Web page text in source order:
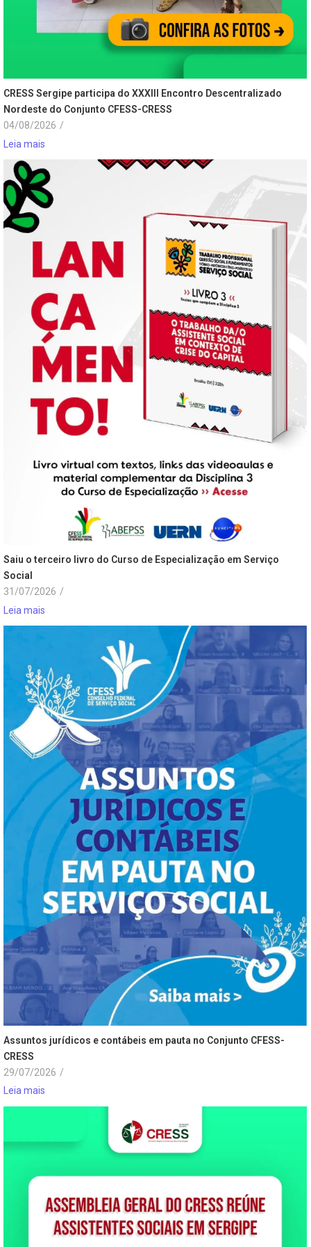
CRESS Sergipe participa do XXXIII Encontro Descentralizado
Nordeste do Conjunto CFESS-CRESS
04/08/2026 /
Leia mais
Saiu o terceiro livro do Curso de Especialização em Serviço
Social
31/07/2026 /
Leia mais
Assuntos jurídicos e contábeis em pauta no Conjunto CFESS-
CRESS
29/07/2026 /
Leia mais